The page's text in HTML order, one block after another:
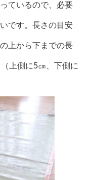
ているので、必要
です。長さの目安
上から下までの長
上側に5㎝、下側に